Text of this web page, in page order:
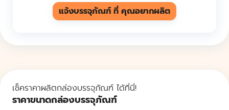
แจ้งบรรจุภัณฑ์ ที่ คุณอยากผลิต
เช็คราคาผลิตกล่องบรรจุภัณฑ์ ได้ที่นี่!
ราคาขนาดกล่องบรรจุภัณฑ์